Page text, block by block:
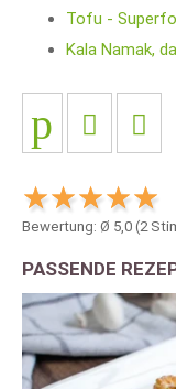
Tofu -
Kala Namak,
Bewertung: Ø 5,0 (2
PASSENDE